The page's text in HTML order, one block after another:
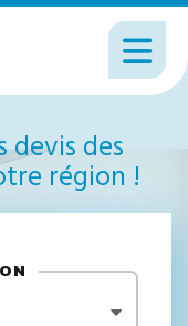
devis des
région !